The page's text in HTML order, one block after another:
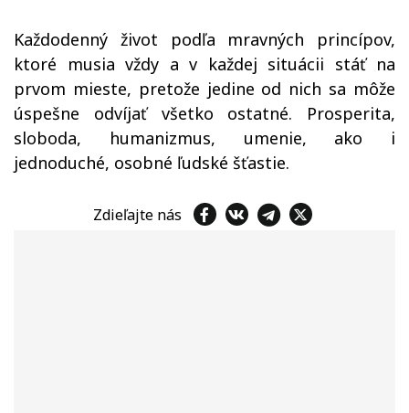
Každodenný život podľa mravných princípov,
ktoré musia vždy a v každej situácii stáť na
prvom mieste, pretože jedine od nich sa môže
úspešne odvíjať všetko ostatné. Prosperita,
sloboda, humanizmus, umenie, ako i
jednoduché, osobné ľudské šťastie.
Zdieľajte nás